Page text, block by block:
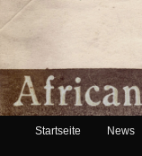
African
Hauptmenü
Zum Inhalt
Zum sekundären
Startseite News